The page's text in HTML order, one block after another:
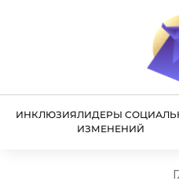
ИНКЛЮЗИЯЛИДЕРЫ
ИЗМЕНЕНИЙ